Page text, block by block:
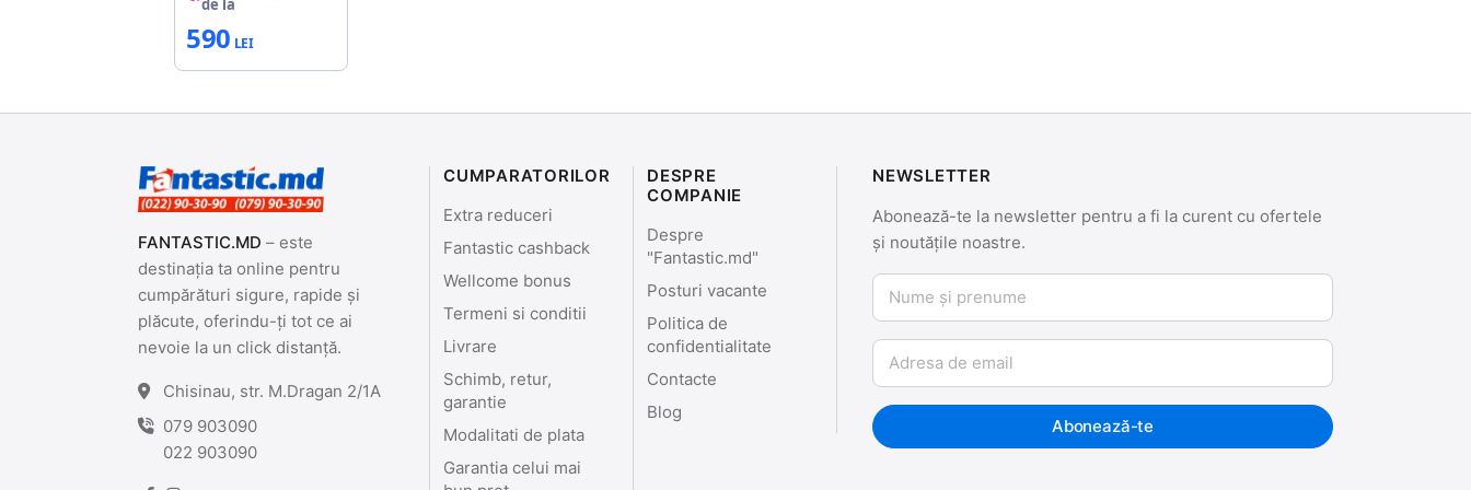
590
FANTASTIC.MD – este
destinația ta online pentru
cumpărături sigure, rapide și
plăcute, oferindu-ți tot ce ai
nevoie la un click distanță.
Chisinau, str. M.Dragan 2/1A
079 903090
022 903090
CUMPARATORILOR
Extra reduceri
Fantastic cashback
Wellcome bonus
Termeni si conditii
Livrare
Schimb, retur,
garantie
Modalitati de plata
Garantia celui mai
DESPRE
COMPANIE
Despre
"Fantastic.md"
Posturi vacante
Politica de
confidentialitate
Contacte
Blog
NEWSLETTER
Abonează-te la newsletter pentru a fi la curent cu ofertele
și noutățile noastre.
Nume și prenume
Email
Abonează-te